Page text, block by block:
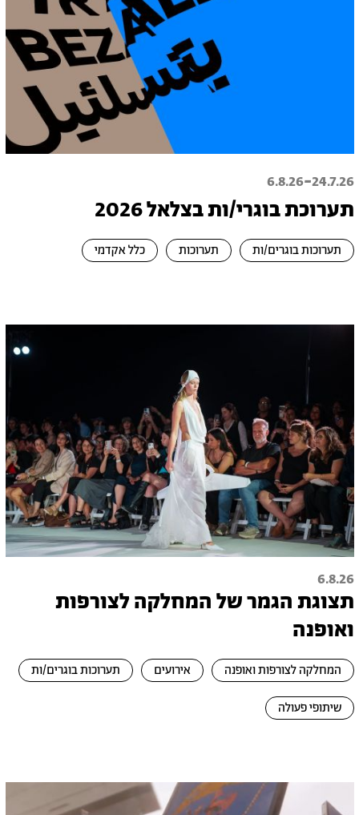
24.7.26
-
6.8.26
תערוכת בוגרי/ות בצלאל 2026
תערוכות בוגרים/ות תערוכות כלל אקדמי
6.8.26
תצוגת הגמר של המחלקה לצורפות
ואופנה
המחלקה לצורפות ואופנה אירועים תערוכות בוגרים/ות
שיתופי פעולה